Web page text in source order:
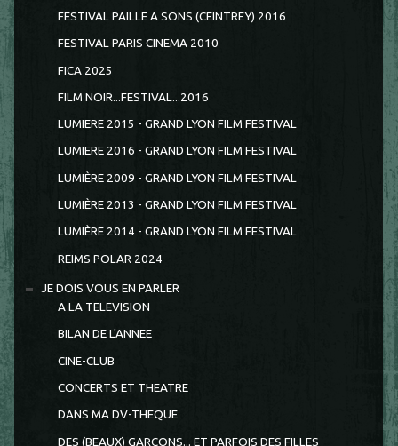
FESTIVAL PAILLE A SONS (CEINTREY) 2016
FESTIVAL PARIS CINEMA 2010
FICA 2025
FILM NOIR...FESTIVAL...2016
LUMIERE 2015 - GRAND LYON FILM FESTIVAL
LUMIERE 2016 - GRAND LYON FILM FESTIVAL
LUMIÈRE 2009 - GRAND LYON FILM FESTIVAL
LUMIÈRE 2013 - GRAND LYON FILM FESTIVAL
LUMIÈRE 2014 - GRAND LYON FILM FESTIVAL
REIMS POLAR 2024
JE DOIS VOUS EN PARLER
A LA TELEVISION
BILAN DE L'ANNEE
CINE-CLUB
CONCERTS ET THEATRE
DANS MA DV-THEQUE
DES (BEAUX) GARCONS... ET PARFOIS DES FILLES